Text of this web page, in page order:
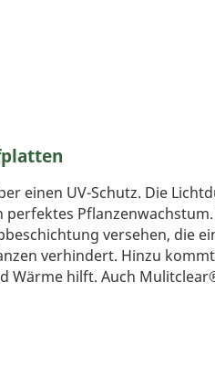
einen UV-Schutz. Die
versehen, die
verhindert. Hinzu
Wärme hilft. Auch